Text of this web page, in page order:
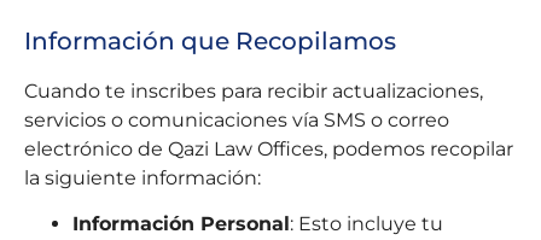
Información que Recopilamos
Cuando te inscribes para recibir actualizaciones,
servicios o comunicaciones vía SMS o correo
electrónico de Qazi Law Offices, podemos recopilar
la siguiente información:
Información Personal: Esto incluye tu